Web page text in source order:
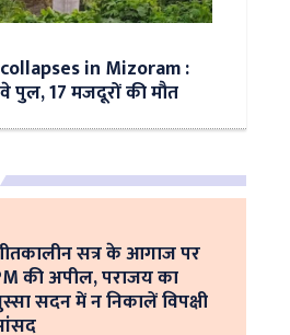
in Mizoram :
पुल, 17 मजदूरों की मौत
सत्र के आगाज पर
की अपील, पराजय का
सदन में न निकालें विपक्षी